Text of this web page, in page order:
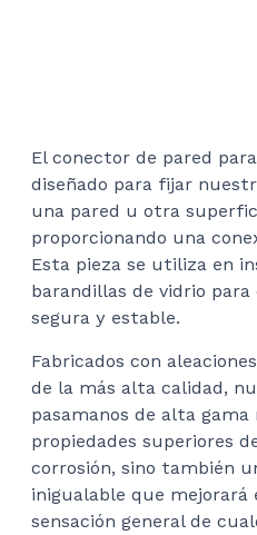
El conector de pared
diseñado para fijar
una pared u otra
proporcionando una
Esta pieza se utiliza en
barandillas de vidrio
segura y estable.
Fabricados con
de la más alta calidad,
pasamanos de alta gama
propiedades superiores
corrosión, sino también
inigualable que mejorará
sensación general de